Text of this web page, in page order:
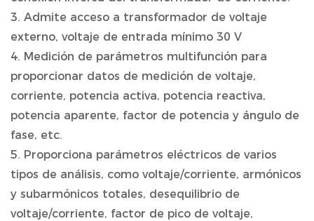
3. Admite acceso a transformador de voltaje
externo, voltaje de entrada mínimo 30 V
4. Medición de parámetros multifunción para
proporcionar datos de medición de voltaje,
corriente, potencia activa, potencia reactiva,
potencia aparente, factor de potencia y ángulo de
fase, etc.
5. Proporciona parámetros eléctricos de varios
tipos de análisis, como voltaje/corriente, armónicos
y subarmónicos totales, desequilibrio de
voltaje/corriente, factor de pico de voltaje,